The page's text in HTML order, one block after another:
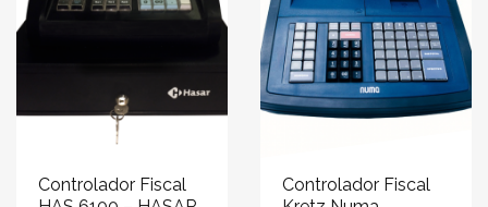
Controlador Fiscal
Controlador Fiscal